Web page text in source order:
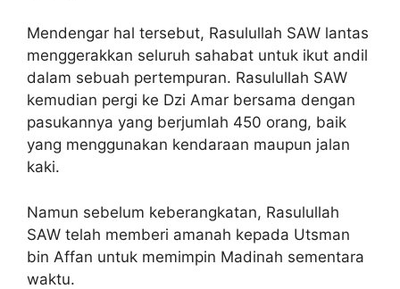
Mendengar hal tersebut, Rasulullah SAW lantas
menggerakkan seluruh sahabat untuk ikut andil
dalam sebuah pertempuran. Rasulullah SAW
kemudian pergi ke Dzi Amar bersama dengan
pasukannya yang berjumlah 450 orang, baik
yang menggunakan kendaraan maupun jalan
kaki.
Namun sebelum keberangkatan, Rasulullah
SAW telah memberi amanah kepada Utsman
bin Affan untuk memimpin Madinah sementara
waktu.